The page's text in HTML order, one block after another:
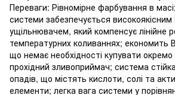
Переваги: ​​Рівномірне фарбування в
системи забезпечується високоякісним
ущільнювачем, який компенсує лінійне
температурних коливаннях;
що немає необхідності купувати окремо
прохідний зливоприймач; система
опадів, що містять кислоти, солі та
елементи; легка вага системи у